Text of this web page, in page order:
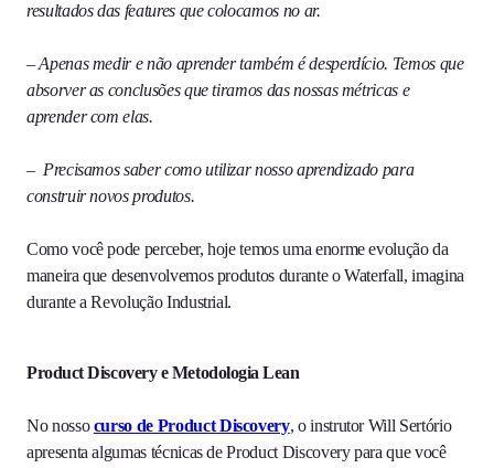
resultados das features que colocamos no ar.
–Apenas medir e não aprender também é desperdício. Temos que
absorver as conclusões que tiramos das nossas métricas e
aprender com elas.
– Precisamos saber como utilizar nosso aprendizado para
construir novos produtos.
Como você pode perceber, hoje temos uma enorme evolução da
maneira que desenvolvemos produtos durante o Waterfall, imagina
durante a Revolução Industrial.
Product Discovery e Metodologia Lean
No nossocurso de Product Discovery, o instrutor Will Sertório
apresenta algumas técnicas de Product Discovery para que você